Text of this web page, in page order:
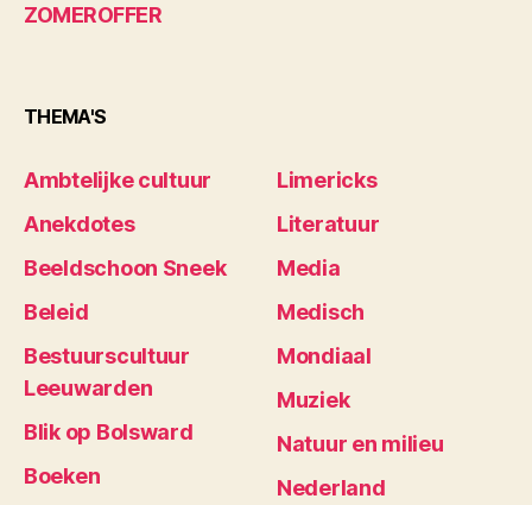
ZOMEROFFER
THEMA'S
Ambtelijke cultuur
Anekdotes
Beeldschoon Sneek
Beleid
Bestuurscultuur
Leeuwarden
Blik op Bolsward
Boeken
Limericks
Literatuur
Media
Medisch
Mondiaal
Muziek
Natuur en milieu
Nederland